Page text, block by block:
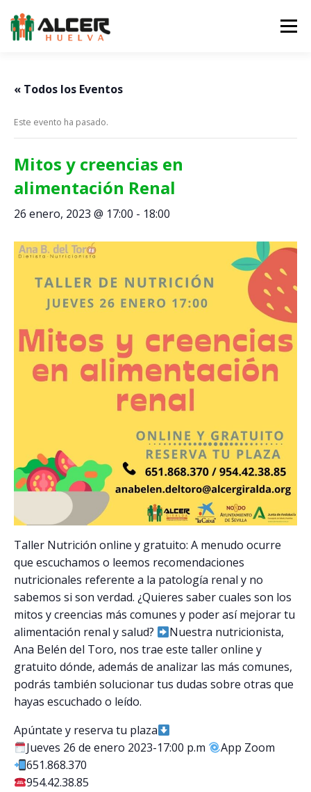
contenido
Menú
CONTACTO
« Todos los Eventos
Este evento ha pasado.
Mitos y creencias en
alimentación Renal
26 enero, 2023 @ 17:00 - 18:00
Taller Nutrición online y gratuito: A menudo ocurre
que escuchamos o leemos recomendaciones
nutricionales referente a la patología renal y no
sabemos si son verdad. ¿Quieres saber cuales son los
mitos y creencias más comunes y poder así mejorar tu
alimentación renal y salud?
Nuestra nutricionista,
Ana Belén del Toro, nos trae este taller online y
gratuito dónde, además de analizar las más comunes,
podrás también solucionar tus dudas sobre otras que
hayas escuchado o leído.
Apúntate y reserva tu plaza
Jueves 26 de enero 2023-17:00 p.m
App Zoom
651.868.370
954.42.38.85